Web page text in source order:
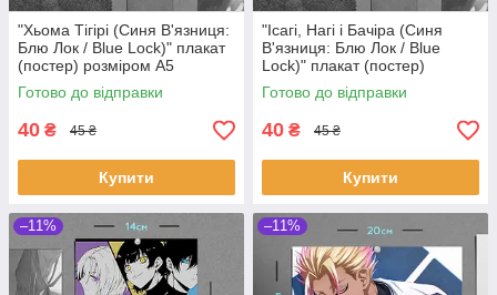
"Хьома Тігірі (Синя В'язниця:
Блю Лок / Blue Lock)" плакат
(постер) розміром А5
(14х20см)
Готово до відправки
40 ₴ 45 ₴
Купити
"Ісагі, Нагі і Бачіра (Синя
В'язниця: Блю Лок / Blue
Lock)" плакат (постер)
розміром А5 (14х20см)
Готово до відправки
40 ₴ 45 ₴
Купити
–11% –11%